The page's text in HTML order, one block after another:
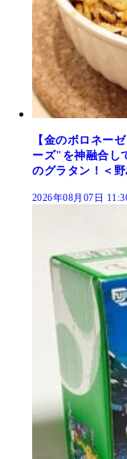
【金のボロネー
ーズ"を神融合し
のグラタン！＜
2026年08月07日